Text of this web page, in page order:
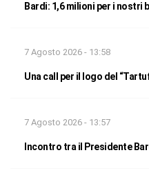
Bardi: 1,6 milioni per i nostri
7 Agosto 2026 - 13:58
Una call per il logo del
7 Agosto 2026 - 13:57
Incontro tra il Presidente